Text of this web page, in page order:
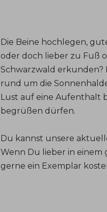
Die Beine hochlegen,
oder doch lieber zu Fuß
Schwarzwald erkunden?
rund um die
Lust auf eine Aufenthalt
begrüßen dürfen.
Du kannst unsere
Wenn Du lieber in
gerne ein Exemplar